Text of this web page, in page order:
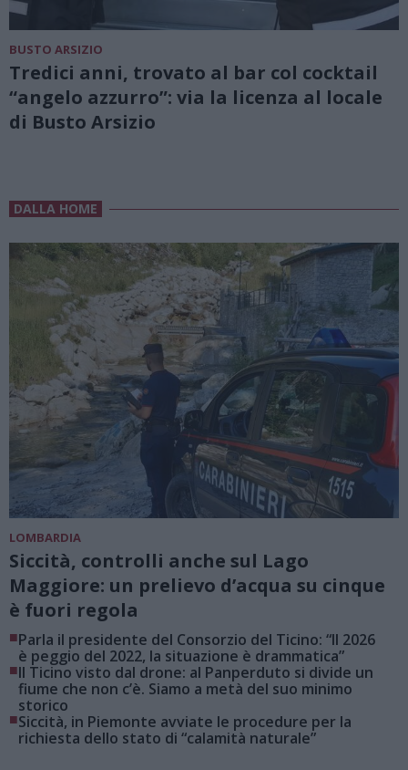
BUSTO ARSIZIO
Tredici anni, trovato al bar col cocktail
“angelo azzurro”: via la licenza al locale
di Busto Arsizio
DALLA HOME
LOMBARDIA
Siccità, controlli anche sul Lago
Maggiore: un prelievo d’acqua su cinque
è fuori regola
■Parla il presidente del Consorzio del Ticino: “Il 2026
è peggio del 2022, la situazione è drammatica”
■Il Ticino visto dal drone: al Panperduto si divide un
fiume che non c’è. Siamo a metà del suo minimo
storico
■Siccità, in Piemonte avviate le procedure per la
richiesta dello stato di “calamità naturale”